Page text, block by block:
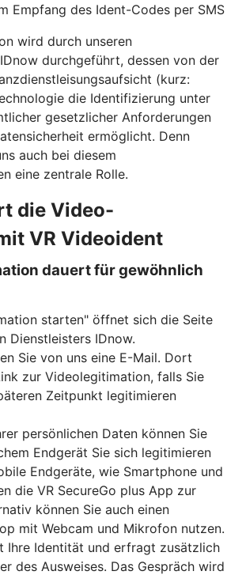
Empfang des Ident-Codes per SMS
wird durch unseren
durchgeführt, dessen von der
(kurz:
die Identifizierung unter
gesetzlicher Anforderungen
ermöglicht. Denn
auch bei diesem
eine zentrale Rolle.
die Video-
VR Videoident
dauert für gewöhnlich
starten" öffnet sich die Seite
Dienstleisters IDnow.
Sie von uns eine E-Mail. Dort
zur Videolegitimation, falls Sie
Zeitpunkt legitimieren
persönlichen Daten können Sie
Endgerät Sie sich legitimieren
Endgeräte, wie Smartphone und
die VR SecureGo plus App zur
können Sie auch einen
mit Webcam und Mikrofon nutzen.
Ihre Identität und erfragt zusätzlich
des Ausweises. Das Gespräch wird